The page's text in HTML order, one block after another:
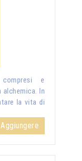
e
In
la vita di
Aggiungere